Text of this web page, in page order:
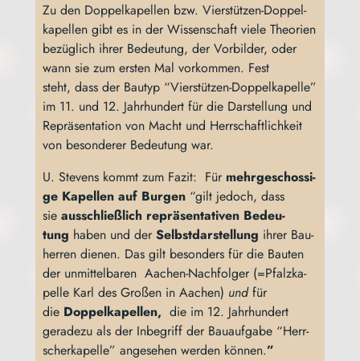
Zu den Dop­pel­ka­pel­len bzw. Vier­stüt­zen-Dop­pel­
ka­pel­len gibt es in der Wis­sen­schaft vie­le Theo­rien
bezüg­lich ihrer Bedeu­tung, der Vor­bil­der, oder
wann sie zum ers­ten Mal vor­kom­men. Fest
steht, dass der Bau­typ “Vier­stüt­zen-Dop­pel­ka­pel­le”
im 11. und 12. Jahr­hun­dert für die Dar­stel­lung und
Reprä­sen­ta­ti­on von Macht und Herr­schaft­lich­keit
von beson­de­rer Bedeu­tung war.
U. Ste­vens kommt zum Fazit: Für mehr­ge­schos­si­
ge Kapel­len auf Bur­gen “gilt jedoch, dass
sie aus­schließ­lich reprä­sen­ta­ti­ven Bedeu­
tung haben und der Selbst­dar­stel­lung ihrer Bau­
her­ren die­nen. Das gilt beson­ders für die Bau­ten
der unmit­tel­ba­ren Aachen-Nach­fol­ger (=Pfalz­ka­
pel­le Karl des Gro­ßen in Aachen) undfür
die Dop­pel­ka­pel­len, die im 12. Jahr­hun­dert
gera­de­zu als der Inbe­griff der Bau­auf­ga­be “Herr­
scher­ka­pel­le” ange­se­hen wer­den kön­nen.”